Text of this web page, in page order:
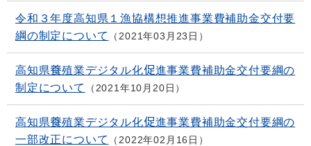
令和３年度高知県１漁協構想推進事業費補助金交付要
綱の制定について
2021年03月23日
高知県養殖業デジタル化促進事業費補助金交付要綱の
制定について
2021年10月20日
高知県養殖業デジタル化促進事業費補助金交付要綱の
一部改正について
2022年02月16日